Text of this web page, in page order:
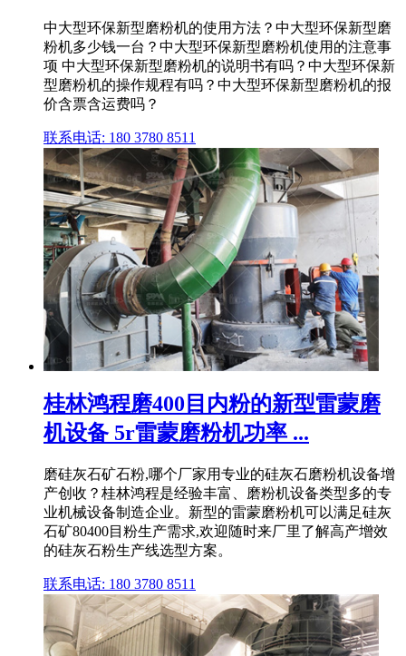
中大型环保新型磨粉机的使用方法？中大型环保新型磨
粉机多少钱一台？中大型环保新型磨粉机使用的注意事
项 中大型环保新型磨粉机的说明书有吗？中大型环保新
型磨粉机的操作规程有吗？中大型环保新型磨粉机的报
价含票含运费吗？
联系电话: 180 3780 8511
桂林鸿程磨400目内粉的新型雷蒙磨
机设备 5r雷蒙磨粉机功率 ...
磨硅灰石矿石粉,哪个厂家用专业的硅灰石磨粉机设备增
产创收？桂林鸿程是经验丰富、磨粉机设备类型多的专
业机械设备制造企业。新型的雷蒙磨粉机可以满足硅灰
石矿80400目粉生产需求,欢迎随时来厂里了解高产增效
的硅灰石粉生产线选型方案。
联系电话: 180 3780 8511